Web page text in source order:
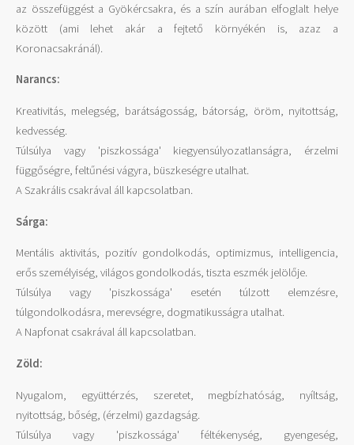
az összefüggést a Gyökércsakra, és a szín aurában elfoglalt helye
között (ami lehet akár a fejtető környékén is, azaz a
Koronacsakránál).
Narancs:
Kreativitás, melegség, barátságosság, bátorság, öröm, nyitottság,
kedvesség.
Túlsúlya vagy 'piszkossága' kiegyensúlyozatlanságra, érzelmi
függőségre, feltűnési vágyra, büszkeségre utalhat.
A Szakrális csakrával áll kapcsolatban.
Sárga:
Mentális aktivitás, pozitív gondolkodás, optimizmus, intelligencia,
erős személyiség, világos gondolkodás, tiszta eszmék jelölője.
Túlsúlya vagy 'piszkossága' esetén túlzott elemzésre,
túlgondolkodásra, merevségre, dogmatikusságra utalhat.
A Napfonat csakrával áll kapcsolatban.
Zöld:
Nyugalom, együttérzés, szeretet, megbízhatóság, nyíltság,
nyitottság, bőség, (érzelmi) gazdagság.
Túlsúlya vagy 'piszkossága' féltékenység, gyengeség,